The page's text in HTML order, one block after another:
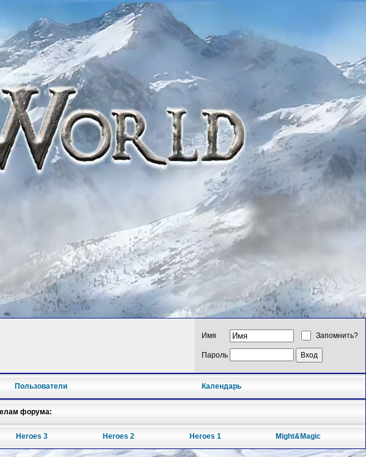
Имя
Запомнить?
Пароль
Пользователи Календарь
форума:
Heroes 3 Heroes 2 Heroes 1 Might&Magic